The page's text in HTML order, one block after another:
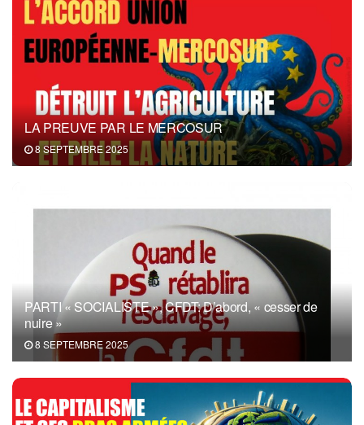
LA PREUVE PAR LE MERCOSUR
8 SEPTEMBRE 2025
PARTI « SOCIALISTE », CFDT: D’abord, « cesser de
nuire »
8 SEPTEMBRE 2025